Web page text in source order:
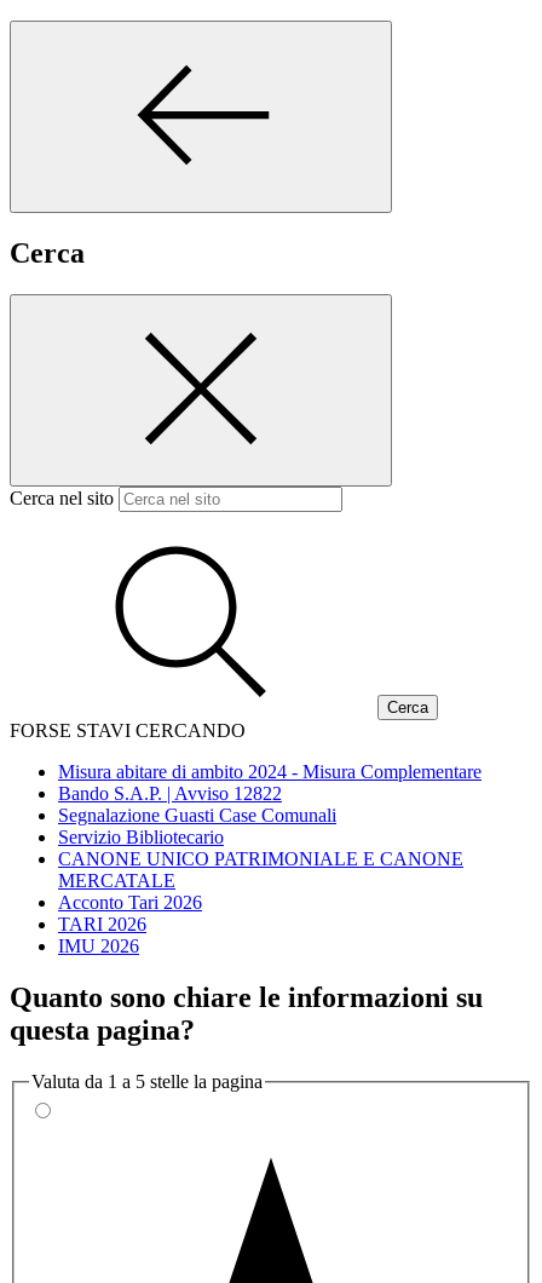
Cerca
Cerca nel sito
FORSE STAVI CERCANDO
Misura abitare di ambito 2024 - Misura Complementare
Bando S.A.P. | Avviso 12822
Segnalazione Guasti Case Comunali
Servizio Bibliotecario
CANONE UNICO PATRIMONIALE E CANONE
MERCATALE
Acconto Tari 2026
TARI 2026
IMU 2026
Quanto sono chiare le informazioni su
questa pagina?
Valuta da 1 a 5 stelle la pagina